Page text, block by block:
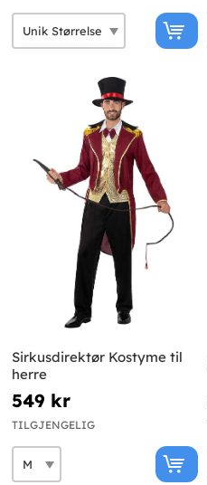
Sirkusdirektør Kostyme til
herre
549 kr
TILGJENGELIG